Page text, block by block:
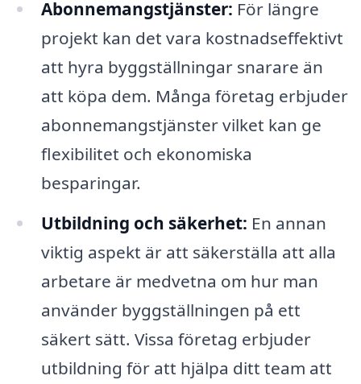
Abonnemangstjänster: För längre
projekt kan det vara kostnadseffektivt
att hyra byggställningar snarare än
att köpa dem. Många företag erbjuder
abonnemangstjänster vilket kan ge
flexibilitet och ekonomiska
besparingar.
Utbildning och säkerhet: En annan
viktig aspekt är att säkerställa att alla
arbetare är medvetna om hur man
använder byggställningen på ett
säkert sätt. Vissa företag erbjuder
utbildning för att hjälpa ditt team att